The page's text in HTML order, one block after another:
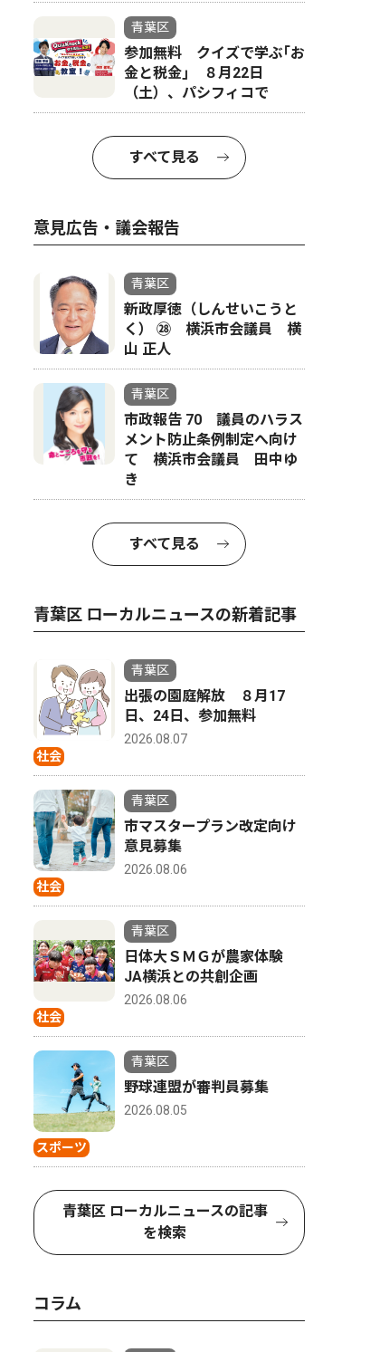
4
山中市長、パワハラ認定受け
告発職員に直接謝罪 「初め
山中市長
青葉区
参加無料 クイズで学ぶ｢お
金と税金｣ ８月22日
（土）、パシフィコで
すべて見る
意見広告・議会報告
青葉区
新政厚徳（しんせいこうと
く） ㉘ 横浜市会議員 横
山 正人
青葉区
市政報告 70 議員のハラス
メント防止条例制定へ向け
て 横浜市会議員 田中ゆ
き
すべて見る
青葉区 ローカルニュースの新着記事
社会
青葉区
出張の園庭解放 ８月17
日、24日、参加無料
2026.08.07
社会
青葉区
市マスタープラン改定向け
意見募集
2026.08.06
社会
青葉区
日体大ＳＭＧが農家体験
JA横浜との共創企画
2026.08.06
スポーツ
青葉区
野球連盟が審判員募集
2026.08.05
青葉区 ローカルニュースの記事
を検索
コラム